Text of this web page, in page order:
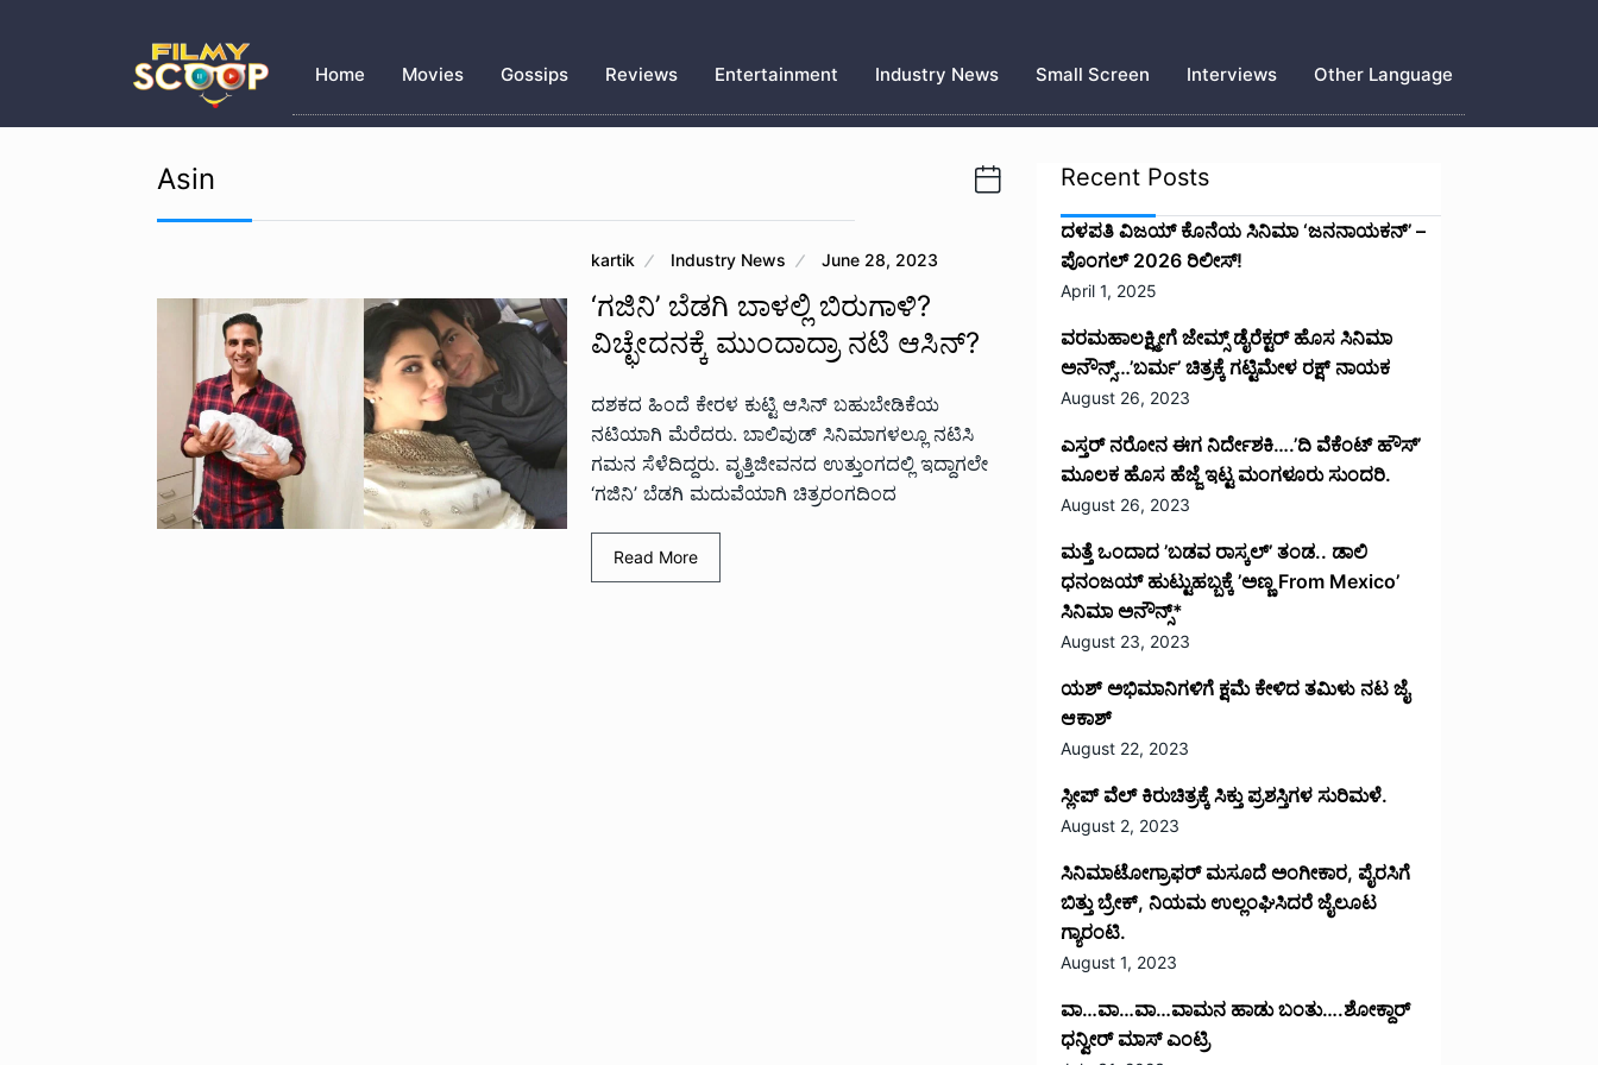
Home Movies Gossips Reviews Entertainment Industry News Small Screen Interviews Other Language
Asin
kartik Industry News June 28, 2023
‘ಗಜಿನಿ’ ಬೆಡಗಿ ಬಾಳಲ್ಲಿ ಬಿರುಗಾಳಿ?
ವಿಚ್ಛೇದನಕ್ಕೆ ಮುಂದಾದ್ರಾ ನಟಿ ಆಸಿನ್?
ದಶಕದ ಹಿಂದೆ ಕೇರಳ ಕುಟ್ಟಿ ಆಸಿನ್ ಬಹುಬೇಡಿಕೆಯ
ನಟಿಯಾಗಿ ಮೆರೆದರು. ಬಾಲಿವುಡ್ ಸಿನಿಮಾಗಳಲ್ಲೂ ನಟಿಸಿ
ಗಮನ ಸೆಳೆದಿದ್ದರು. ವೃತ್ತಿಜೀವನದ ಉತ್ತುಂಗದಲ್ಲಿ ಇದ್ದಾಗಲೇ
‘ಗಜಿನಿ’ ಬೆಡಗಿ ಮದುವೆಯಾಗಿ ಚಿತ್ರರಂಗದಿಂದ
Read More
Recent Posts
ದಳಪತಿ ವಿಜಯ್‌ ಕೊನೆಯ ಸಿನಿಮಾ ‘ಜನನಾಯಕನ್’ –
ಪೊಂಗಲ್ 2026 ರಿಲೀಸ್!
April 1, 2025
ವರಮಹಾಲಕ್ಷ್ಮೀಗೆ ಜೇಮ್ಸ್ ಡೈರೆಕ್ಟರ್ ಹೊಸ ಸಿನಿಮಾ
ಅನೌನ್ಸ್…’ಬರ್ಮ’ ಚಿತ್ರಕ್ಕೆ ಗಟ್ಟಿಮೇಳ ರಕ್ಷ್ ನಾಯಕ
August 26, 2023
ಎಸ್ತರ್ ನರೋನ ಈಗ ನಿರ್ದೇಶಕಿ….’ದಿ ವೆಕೆಂಟ್ ಹೌಸ್‌’‌
ಮೂಲಕ ಹೊಸ ಹೆಜ್ಜೆ ಇಟ್ಟ ಮಂಗಳೂರು ಸುಂದರಿ.
August 26, 2023
ಮತ್ತೆ ಒಂದಾದ ’ಬಡವ ರಾಸ್ಕಲ್’ ತಂಡ.. ಡಾಲಿ
ಧನಂಜಯ್ ಹುಟ್ಟುಹಬ್ಬಕ್ಕೆ ’ಅಣ್ಣ From Mexico’
ಸಿನಿಮಾ ಅನೌನ್ಸ್*
August 23, 2023
ಯಶ್ ಅಭಿಮಾನಿಗಳಿಗೆ ಕ್ಷಮೆ ಕೇಳಿದ ತಮಿಳು ನಟ ಜೈ
ಆಕಾಶ್
August 22, 2023
ಸ್ಲೀಪ್ ವೆಲ್ ಕಿರುಚಿತ್ರಕ್ಕೆ ಸಿಕ್ತು ಪ್ರಶಸ್ತಿಗಳ ಸುರಿಮಳೆ.
August 2, 2023
ಸಿನಿಮಾಟೋಗ್ರಾಫರ್ ಮಸೂದೆ ಅಂಗೀಕಾರ, ಪೈರಸಿಗೆ
ಬಿತ್ತು ಬ್ರೇಕ್, ನಿಯಮ ಉಲ್ಲಂಘಿಸಿದರೆ ಜೈಲೂಟ
ಗ್ಯಾರಂಟಿ.
August 1, 2023
ವಾ…ವಾ…ವಾ…ವಾಮನ ಹಾಡು ಬಂತು….ಶೋಕ್ದಾರ್
ಧನ್ವೀರ್ ಮಾಸ್ ಎಂಟ್ರಿ